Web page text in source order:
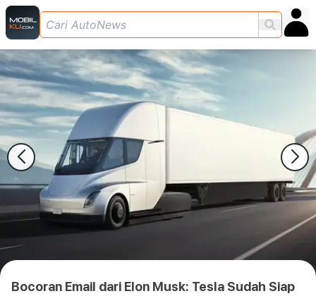
Bocoran Email dari Elon Musk: Tesla Sudah Siap